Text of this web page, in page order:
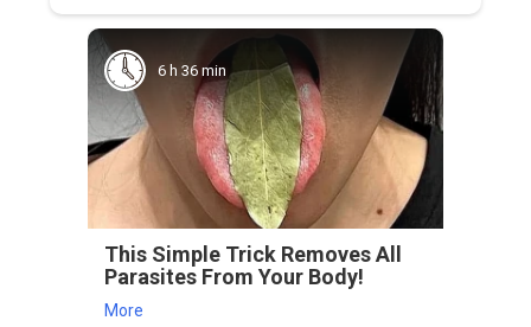
6 h 36 min
This Simple Trick Removes All
Parasites From Your Body!
More